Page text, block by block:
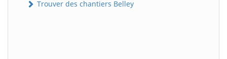
Trouver des chantiers Belley